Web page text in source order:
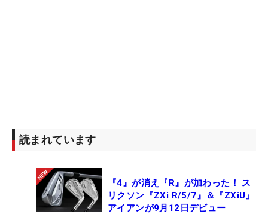
読まれています
『4』が消え『R』が加わった！ ス
リクソン『ZXi R/5/7』＆『ZXiU』
アイアンが9月12日デビュー